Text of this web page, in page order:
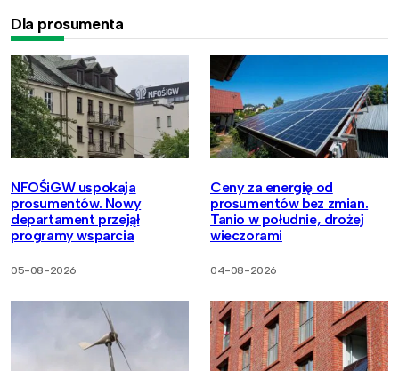
Dla prosumenta
NFOŚiGW uspokaja
prosumentów. Nowy
departament przejął
programy wsparcia
05-08-2026
Ceny za energię od
prosumentów bez zmian.
Tanio w południe, drożej
wieczorami
04-08-2026